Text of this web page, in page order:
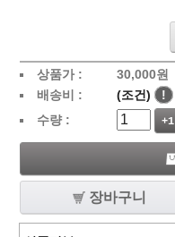
상품가 : 30,000원
배송비 :
(조건) !
수량 :
+1
장바구니